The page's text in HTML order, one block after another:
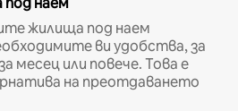
жилища под наем
ви удобства, за
месец или повече. Това е
на преотдаването